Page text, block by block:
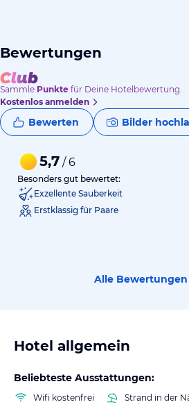
Bewertungen
Sammle Punkte für Deine Hotelbewertung.
Kostenlos anmelden
Bewerten Bilder
5,7 / 6
Besonders gut bewertet:
Exzellente Sauberkeit
Erstklassig für Paare
Alle Bewertungen
Hotel allgemein
Beliebteste Ausstattungen:
Wifi kostenfrei Strand in der